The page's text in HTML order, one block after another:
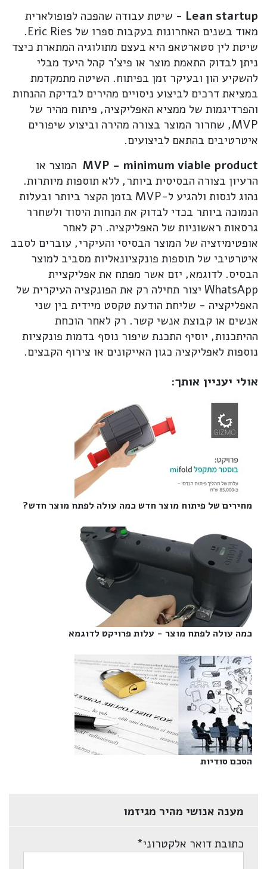
Lean startup - שיטת עבודה שהפכה לפופולארית
מאוד בשנים האחרונות בעקבות ספרו של Eric Ries.
שיטת לין סטארטאפ היא בעצם מתולוגיה המתארת כיצד
ניתן לבדוק התאמת מוצר או פיצ'ר קהל היעד מבלי
להשקיע הון ובעיקר זמן בפיתוח. השיטה מתמקדמת
במציאת דרכים לביצוע ניסויים מהירים לבדיקת ההנחות
והפרדיגמות של ממציא האפליקציה, פיתוח מהיר של
MVP, שחרור המוצר בצורה מהירה וביצוע שיפורים
איטרטיבים בהתאם לביצועים.
MVP - minimum viable product המוצר או
הרעיון בצורה הבסיסית ביותר, ללא תוספות מיותרות.
נהוג לנסות ולהגיע ל-MVP בזמן הקצר ביותר ובעלות
הנמוכה ביותר בכדי לבדוק את הנחות היסוד ולשחרר
גרסאות ראשוניות של האפליקציה. רק לאחר
אופטימיזציה של המוצר הבסיסי והעיקרי, עוברים לסבב
איטרטיבי של תוספות פונקציונאליות מסביב למוצר
הבסיס. לדוגמא, יזם אשר מפתח את אפליקציית
WhatsApp יצור תחילה רק את הפונקציה העיקרית של
האפליקציה - שליחת הודעת טקסט מיידית בין שני
אנשים או קבוצת אנשי קשר. רק לאחר הוכחת
ההיתכנות, יוסיף התכנת שיפור נוסף בדמות פונקציות
נוספות לאפליקציה כגון האייקונים או צירוף הקבצים.
אולי יעניין אותך:
מחירים של פיתוח מוצר חדש כמה עולה לפתח מוצר חדש?‎
כמה עולה לפתח מוצר - עלות פרויקט לדוגמא‎
הסכם סודיות‎
מענה אנושי מהיר מגיזמו
כתובת דואר אלקטרוני*